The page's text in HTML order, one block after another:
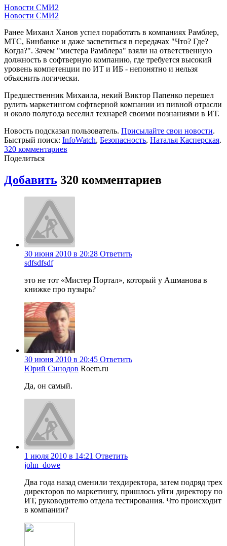
Новости СМИ2
Новости СМИ2
Ранее Михаил Ханов успел поработать в компаниях Рамблер,
МТС, Бинбанке и даже засветиться в передачах "Что? Где?
Когда?". Зачем "мистера Рамблера" взяли на ответственную
должность в софтверную компанию, где требуется высокий
уровень компетенции по ИТ и ИБ - непонятно и нельзя
объяснить логически.
Предшественник Михаила, некий Виктор Папенко перешел
рулить маркетингом софтверной компании из пивной отрасли
и около полугода веселил технарей своими познаниями в ИТ.
Новость подсказал пользователь. Присылайте свои новости.
Быстрый поиск: InfoWatch, Безопасность, Наталья Касперская.
320 комментариев
Поделиться
Добавить 320 комментариев
30 июня 2010 в 20:28 Ответить
sdfsdfsdf
это не тот «Мистер Портал», который у Ашманова в
книжке про пузырь?
30 июня 2010 в 20:45 Ответить
Юрий Синодов Roem.ru
Да, он самый.
1 июля 2010 в 14:21 Ответить
john_dowe
Два года назад сменили техдиректора, затем подряд трех
директоров по маркетингу, пришлось уйти директору по
ИТ, руководителю отдела тестирования. Что происходит
в компании?